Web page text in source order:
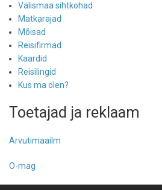
Välismaa sihtkohad
Matkarajad
Mõisad
Reisifirmad
Kaardid
Reisilingid
Kus ma olen?
Toetajad ja reklaam
Arvutimaailm
O-mag